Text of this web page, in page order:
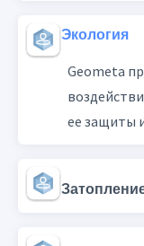
Экология
Geometa
ее защиты